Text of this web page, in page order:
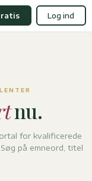
Log ind
nu.
for kvalificerede
på emneord, titel